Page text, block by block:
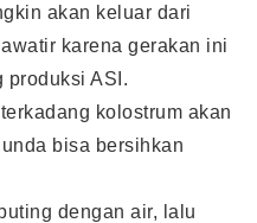
akan keluar dari
karena gerakan ini
produksi ASI.
kolostrum akan
bisa bersihkan
dengan air, lalu